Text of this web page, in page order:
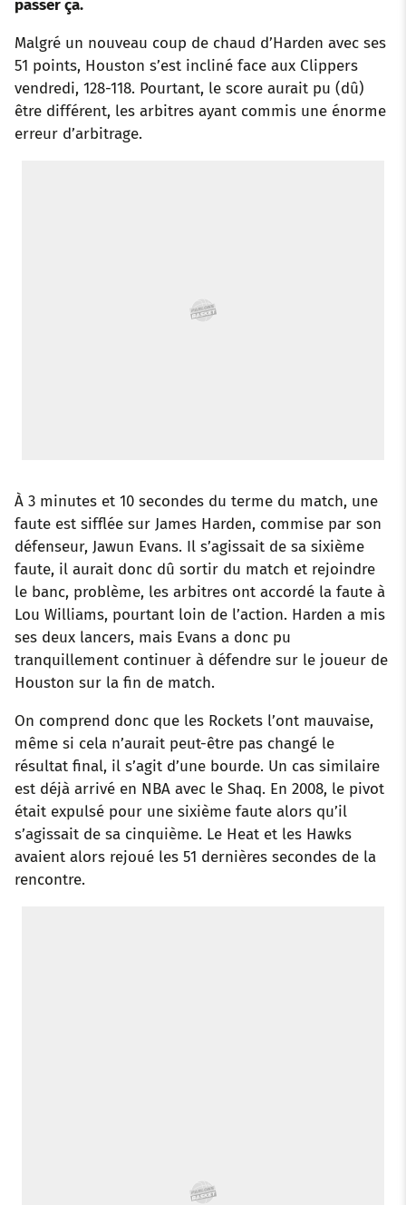
e
b
o
o
t
e
r
s
a
p
e
e
e
I
l l
r
passer ça.
Malgré un nouveau coup de chaud d’Harden avec ses
51 points, Houston s’est incliné face aux Clippers
vendredi, 128-118. Pourtant, le score aurait pu (dû)
être différent, les arbitres ayant commis une énorme
erreur d’arbitrage.
À 3 minutes et 10 secondes du terme du match, une
faute est sifflée sur James Harden, commise par son
défenseur, Jawun Evans. Il s’agissait de sa sixième
faute, il aurait donc dû sortir du match et rejoindre
le banc, problème, les arbitres ont accordé la faute à
Lou Williams, pourtant loin de l’action. Harden a mis
ses deux lancers, mais Evans a donc pu
tranquillement continuer à défendre sur le joueur de
Houston sur la fin de match.
On comprend donc que les Rockets l’ont mauvaise,
même si cela n’aurait peut-être pas changé le
résultat final, il s’agit d’une bourde. Un cas similaire
est déjà arrivé en NBA avec le Shaq. En 2008, le pivot
était expulsé pour une sixième faute alors qu’il
s’agissait de sa cinquième. Le Heat et les Hawks
avaient alors rejoué les 51 dernières secondes de la
rencontre.